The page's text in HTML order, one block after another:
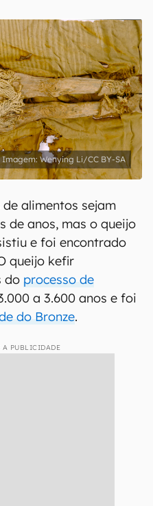
do Canaltech.
Wenying Li/CC BY-SA
alimentos sejam
de anos, mas o queijo
e foi encontrado
queijo kefir
do processo de
a 3.600 anos e foi
do Bronze.
A PUBLICIDADE